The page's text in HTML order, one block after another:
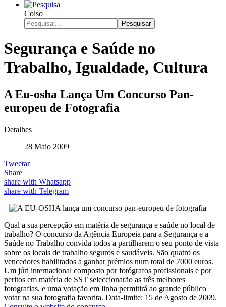
Coiso
Pesquisar
Segurança e Saúde no
Trabalho, Igualdade, Cultura
A Eu-osha Lança Um Concurso Pan-
europeu de Fotografia
Detalhes
28 Maio 2009
Tweetar
Share
share with Whatsapp
share with Telegram
Qual a sua percepção em matéria de segurança e saúde no local de
trabalho? O concurso da Agência Europeia para a Segurança e a
Saúde no Trabalho convida todos a partilharem o seu ponto de vista
sobre os locais de trabalho seguros e saudáveis. São quatro os
vencedores habilitados a ganhar prémios num total de 7000 euros.
Um júri internacional composto por fotógrafos profissionais e por
peritos em matéria de SST seleccionarão as três melhores
fotografias, e uma votação em linha permitirá ao grande público
votar na sua fotografia favorita. Data-limite: 15 de Agosto de 2009.